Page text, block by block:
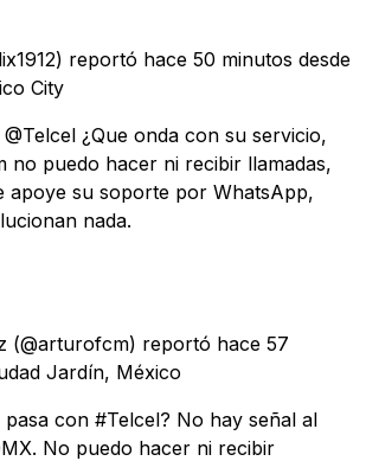
reportó hace 50 minutos desde
City
¿Que onda con su servicio,
no puedo hacer ni recibir llamadas,
apoye su soporte por WhatsApp,
nada.
(@arturofcm) reportó hace 57
Jardín, México
pasa con #Telcel? No hay señal al
No puedo hacer ni recibir